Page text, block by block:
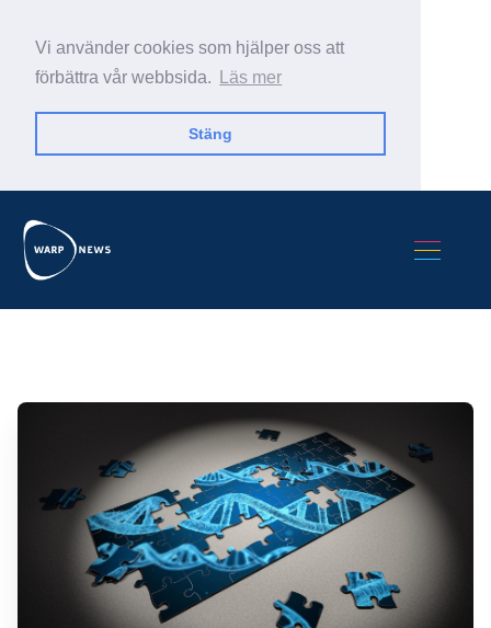
Vi använder cookies som hjälper oss att
förbättra vår webbsida.
Läs mer
Stäng